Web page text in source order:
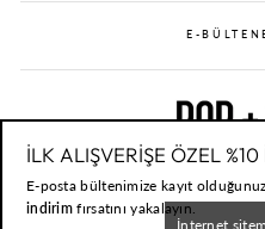
E-
İLK ALIŞVERİŞE ÖZEL
E-posta bültenimize kayıt
indirim fırsatını yakalayın.
İnternet